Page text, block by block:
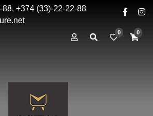
+374 (33)-22-22-88
0 0